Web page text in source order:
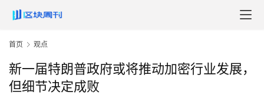
首页 观点
新一届特朗普政府或将推动加密行业发展，
但细节决定成败